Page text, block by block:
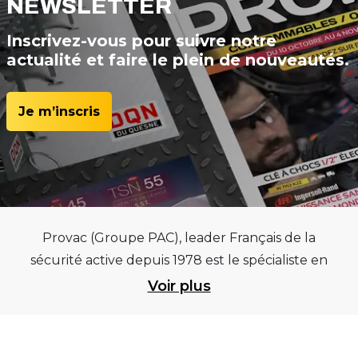
NEWSLETTER
Inscrivez-vous pour suivre notre
actualité et faire le plein de nouveautés.
Je m’inscris
Provac (Groupe PAC), leader Français de la
sécurité active depuis 1978 est le spécialiste en
équipements pour garages et centres
Voir plus